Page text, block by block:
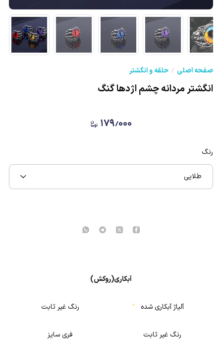
صفحه اصلی حلقه و انگشتر
انگشتر مردانه چشم اژدها گنگ
۱۷۹٫۰۰۰
رنگ
طلایی
آبکاری(روکش)
آلیاژ آبکاری شده رنگ غیر ثابت
رنگ غیر ثابت فری سایز